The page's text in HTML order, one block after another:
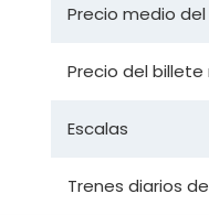
Precio medio
Precio del
Escalas
Trenes diarios